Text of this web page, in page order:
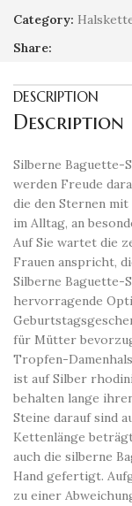
Category:
Share:
DESCRIPTION
Description
Silberne Baguette-
werden Freude
die den Sternen
im Alltag, an
Auf Sie wartet die
Frauen anspricht,
Silberne Baguette-
hervorragende
für Mütter
Tropfen-
ist auf Silber
behalten lange
Steine ​​darauf sind
Kettenlänge
auch die silberne
Hand gefertigt.
zu einer